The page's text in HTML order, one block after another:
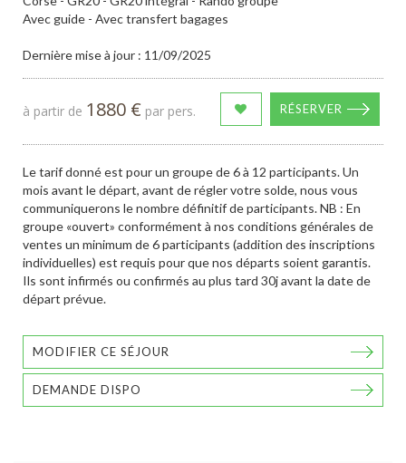
Avec guide - Avec transfert bagages
Dernière mise à jour : 11/09/2025
à partir de 1880 € par pers. RÉSERVER
Le tarif donné est pour un groupe de 6 à 12 participants. Un
mois avant le départ, avant de régler votre solde, nous vous
communiquerons le nombre définitif de participants. NB : En
groupe «ouvert» conformément à nos conditions générales de
ventes un minimum de 6 participants (addition des inscriptions
individuelles) est requis pour que nos départs soient garantis.
Ils sont infirmés ou confirmés au plus tard 30j avant la date de
départ prévue.
MODIFIER CE SÉJOUR
DEMANDE DISPO